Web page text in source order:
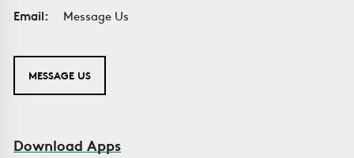
Email:
Message Us
MESSAGE US
Download Apps